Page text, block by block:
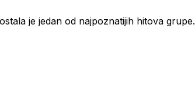
je jedan od najpoznatijih hitova grupe.